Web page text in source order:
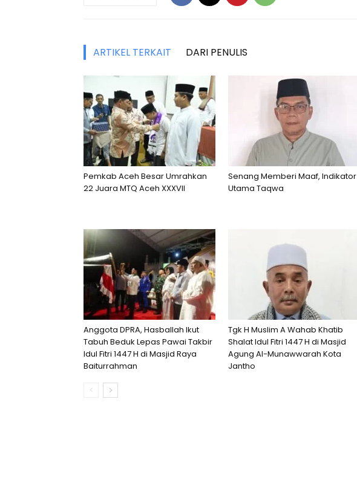
ARTIKEL TERKAIT DARI PENULIS
Pemkab Aceh Besar Umrahkan
22 Juara MTQ Aceh XXXVII
Senang Memberi Maaf, Indikator
Utama Taqwa
Anggota DPRA, Hasballah Ikut
Tabuh Beduk Lepas Pawai Takbir
Idul Fitri 1447 H di Masjid Raya
Baiturrahman
Tgk H Muslim A Wahab Khatib
Shalat Idul Fitri 1447 H di Masjid
Agung Al-Munawwarah Kota
Jantho